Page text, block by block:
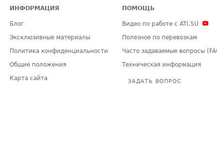
ИНФОРМАЦИЯ
Блог
Эксклюзивные материалы
Политика конфиденциальности
Общие положения
Карта сайта
ПОМОЩЬ
Видео по работе с ATI.SU
Полезное по перевозкам
Часто задаваемые вопросы
Техническая информация
ЗАДАТЬ ВОПРОС